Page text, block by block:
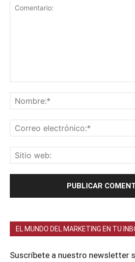
EL MUNDO DEL MARKETING EN TU
Suscríbete a nuestro newsletter